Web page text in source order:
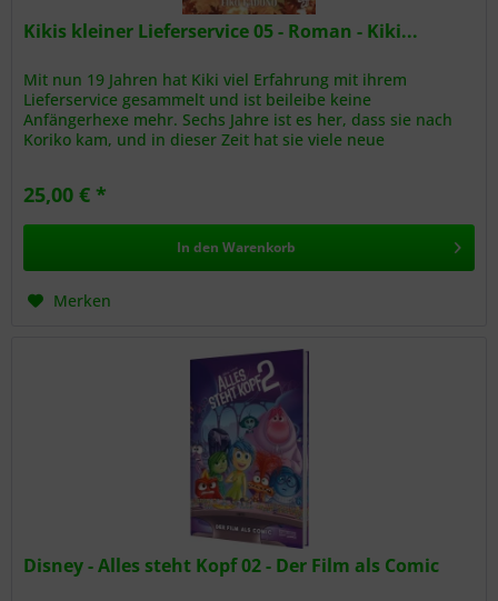
Kikis kleiner Lieferservice 05 - Roman - Kiki...
Mit nun 19 Jahren hat Kiki viel Erfahrung mit ihrem
Lieferservice gesammelt und ist beileibe keine
Anfängerhexe mehr. Sechs Jahre ist es her, dass sie nach
Koriko kam, und in dieser Zeit hat sie viele neue
25,00 € *
In den Warenkorb
Merken
Disney - Alles steht Kopf 02 - Der Film als Comic